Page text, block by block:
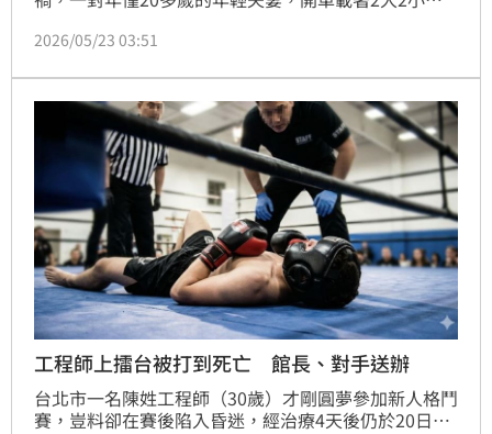
猛烈撞擊路燈，年僅3個月大女嬰送醫搶救後，宣告不
妻兩人有期徒刑6個月，緩刑2年。
2026/05/23 03:51
工程師上擂台被打到死亡 館長、對手送辦
台北市一名陳姓工程師（30歲）才剛圓夢參加新人格鬥
賽，豈料卻在賽後陷入昏迷，經治療4天後仍於20日宣